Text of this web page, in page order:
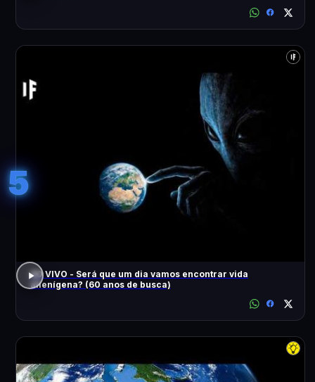
5
AO VIVO - Será que um dia vamos encontrar vida
alienígena? (60 anos de busca)